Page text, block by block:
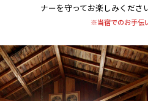
ナーを守ってお楽しみくださ
※当宿でのお手伝